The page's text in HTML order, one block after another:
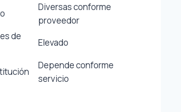
Diversas conforme
proveedor
de
Elevado
Depende conforme
servicio